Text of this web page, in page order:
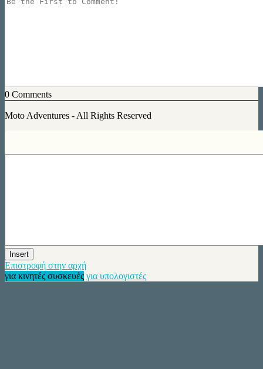
0 Comments
Moto Adventures - All Rights Reserved
Insert
Επιστροφή στην αρχή
για κινητές συσκευές για υπολογιστές